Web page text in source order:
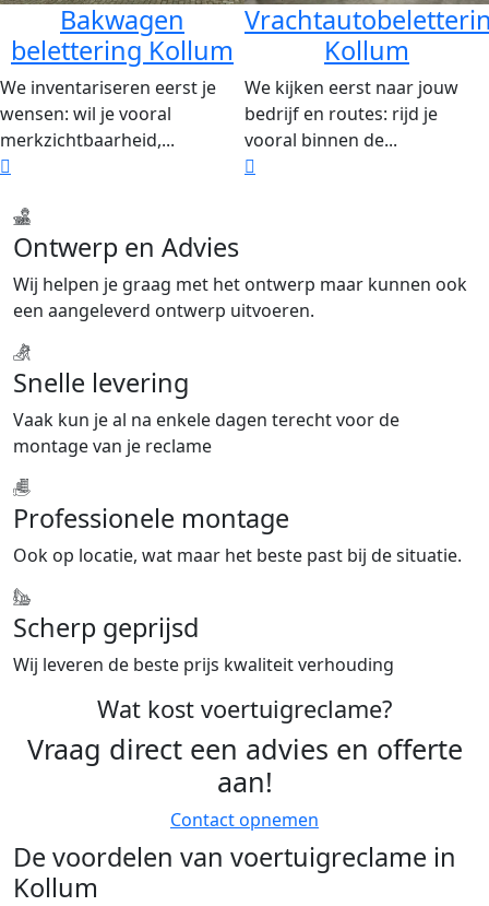
Bakwagen
belettering Kollum
We inventariseren eerst je
wensen: wil je vooral
merkzichtbaarheid,...
Kollum
We kijken eerst naar jouw
bedrijf en routes: rijd je
vooral binnen de...
Ontwerp en Advies
Wij helpen je graag met het ontwerp maar kunnen ook
een aangeleverd ontwerp uitvoeren.
Snelle levering
Vaak kun je al na enkele dagen terecht voor de
montage van je reclame
Professionele montage
Ook op locatie, wat maar het beste past bij de situatie.
Scherp geprijsd
Wij leveren de beste prijs kwaliteit verhouding
Wat kost voertuigreclame?
Vraag direct een advies en offerte
aan!
Contact opnemen
De voordelen van voertuigreclame in
Kollum